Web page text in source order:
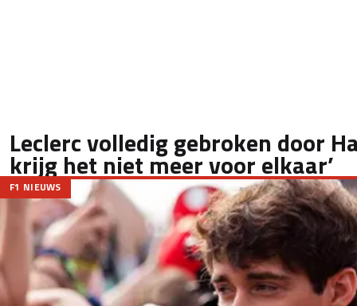
Leclerc volledig gebroken door
krijg het niet meer voor elkaar’
F1 NIEUWS